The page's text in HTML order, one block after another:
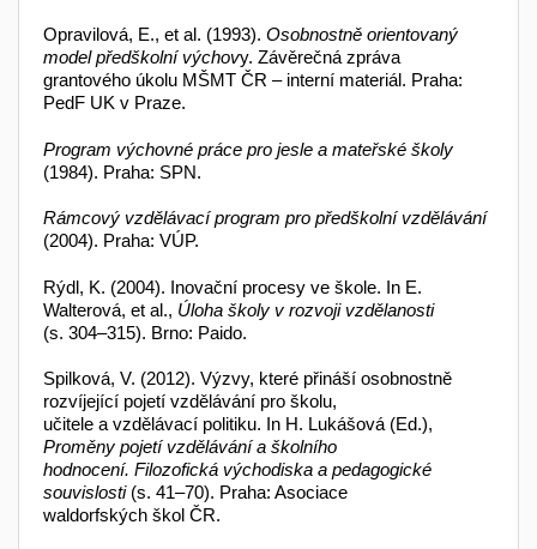
Opravilová, E., et al. (1993). Osobnostně orientovaný
model předškolní výchovy. Závěrečná zpráva
grantového úkolu MŠMT ČR – interní materiál. Praha:
PedF UK v Praze.
Program výchovné práce pro jesle a mateřské školy
(1984). Praha: SPN.
Rámcový vzdělávací program pro předškolní vzdělávání
(2004). Praha: VÚP.
Rýdl, K. (2004). Inovační procesy ve škole. In E.
Walterová, et al., Úloha školy v rozvoji vzdělanosti
(s. 304–315). Brno: Paido.
Spilková, V. (2012). Výzvy, které přináší osobnostně
rozvíjející pojetí vzdělávání pro školu,
učitele a vzdělávací politiku. In H. Lukášová (Ed.),
Proměny pojetí vzdělávání a školního
hodnocení. Filozofická východiska a pedagogické
souvislosti(s. 41–70). Praha: Asociace
waldorfských škol ČR.